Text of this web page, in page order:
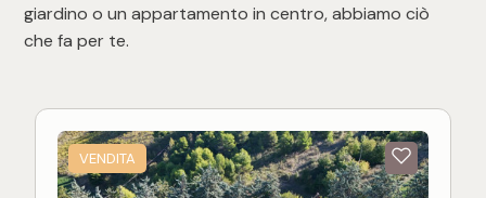
giardino o un appartamento in centro, abbiamo ciò
che fa per te.
VENDITA